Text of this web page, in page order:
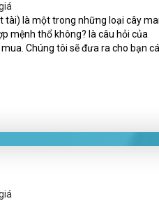
tài) là một trong những loại cây
mệnh thổ không? là câu hỏi của
Chúng tôi sẽ đưa ra cho bạn